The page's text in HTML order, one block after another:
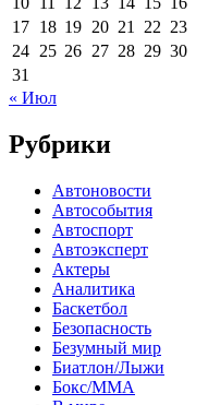
17 18 19 20 21 22 23
24 25 26 27 28 29 30
31
« Июл
Рубрики
Автоновости
Автособытия
Автоспорт
Автоэксперт
Актеры
Аналитика
Баскетбол
Безопасность
Безумный мир
Биатлон/Лыжи
Бокс/MMA